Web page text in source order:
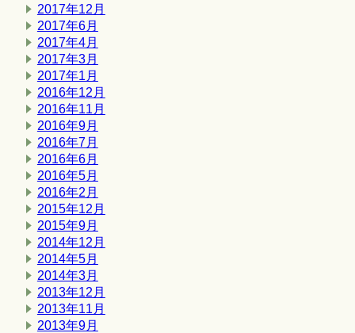
2017年12月
2017年6月
2017年4月
2017年3月
2017年1月
2016年12月
2016年11月
2016年9月
2016年7月
2016年6月
2016年5月
2016年2月
2015年12月
2015年9月
2014年12月
2014年5月
2014年3月
2013年12月
2013年11月
2013年9月